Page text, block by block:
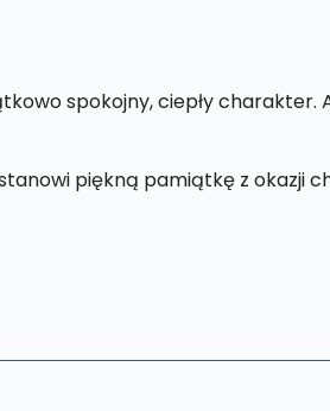
spokojny, ciepły charakter.
piękną pamiątkę z okazji